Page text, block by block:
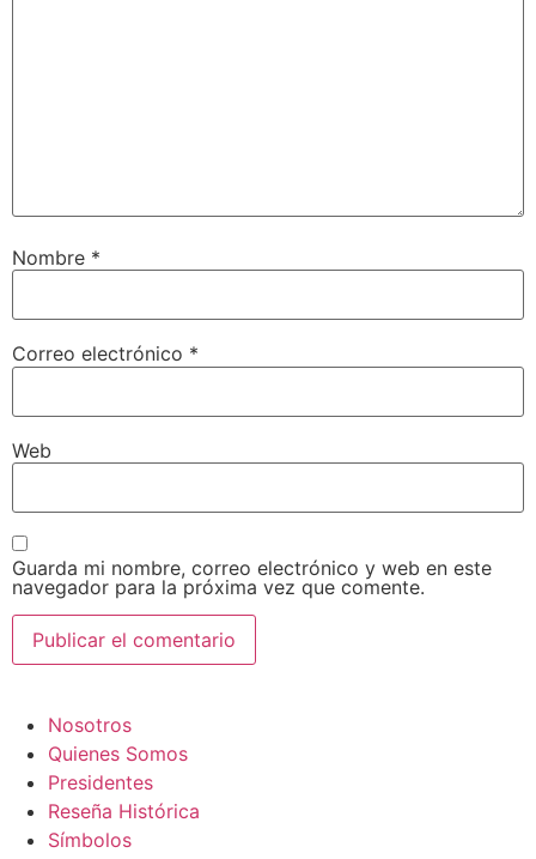
Nombre *
Correo electrónico *
Web
Guarda mi nombre, correo electrónico y web en este
navegador para la próxima vez que comente.
Nosotros
Quienes Somos
Presidentes
Reseña Histórica
Símbolos